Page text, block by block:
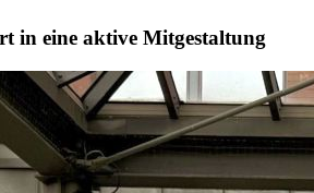
in eine aktive Mitgestaltung